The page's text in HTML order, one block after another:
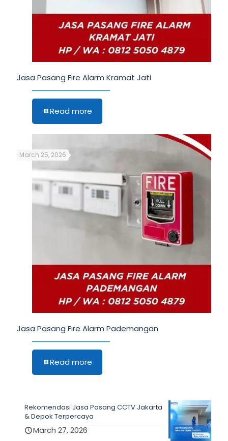
Jasa Pasang Fire Alarm Kramat Jati
Read more
March 25, 2026
Jasa Pasang Fire Alarm Pademangan
Read more
Rekomendasi Jasa Pasang CCTV Jakarta
& Depok Terpercaya
March 27, 2026